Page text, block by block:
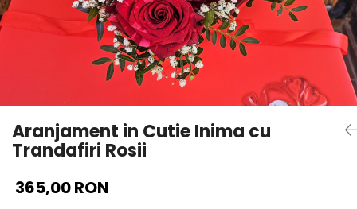
Aranjament in Cutie Inima cu
Trandafiri Rosii
365,00 RON